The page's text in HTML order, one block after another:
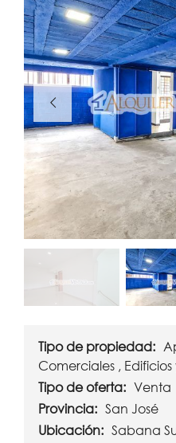
Tipo de propiedad:
Comerciales ,
Tipo de oferta: Venta
Provincia: San José
Ubicación: Sabana